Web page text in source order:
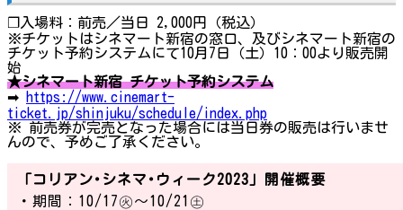
❐入場料：前売／当日 2,000円（税込）
※チケットはシネマート新宿の窓口、及びシネマート新宿の
チケット予約システムにて10月7日（土）10：00より販売開
始
★シネマート新宿 チケット予約システム
➡
https://www.cinemart-
ticket.jp/shinjuku/schedule/index.php
※ 前売券が完売となった場合には当日券の販売は行いませ
んので、予めご了承ください。
「コリアン･シネマ･ウィーク2023」開催概要
・期間：10/17㊋～10/21㊏